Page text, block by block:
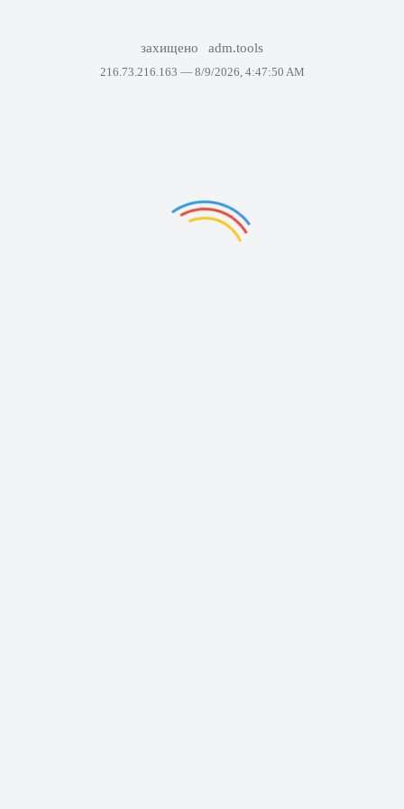
захищено adm.tools
216.73.216.163 — 8/9/2026, 4:47:50 AM